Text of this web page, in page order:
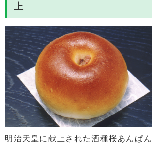
上
明治天皇に献上された酒種桜あんぱん